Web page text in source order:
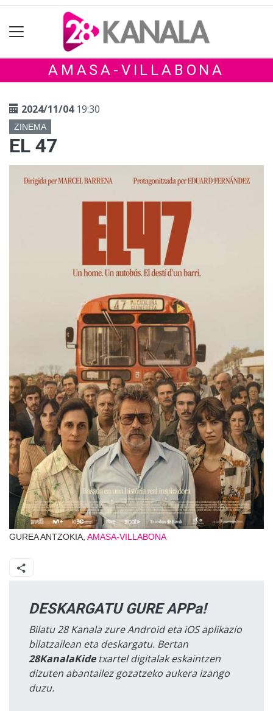
AMASA-VILLABONA
2024/11/0419:30
ZINEMA
EL 47
GUREA ANTZOKIA, AMASA-VILLABONA
DESKARGATU GURE APPa!
Bilatu 28 Kanala zure Android eta iOS aplikazio
bilatzailean eta deskargatu. Bertan
28KanalaKidetxartel digitalak eskaintzen
dizuten abantailez gozatzeko aukera izango
duzu.